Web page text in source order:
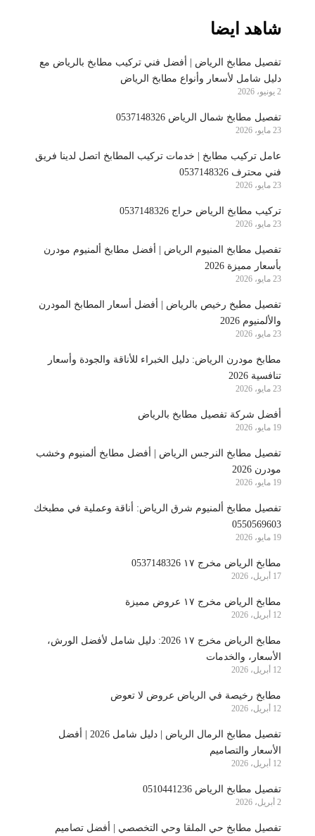
شاهد ايضا
تفصيل مطابخ الرياض | أفضل فني تركيب مطابخ بالرياض مع
دليل شامل لأسعار وأنواع مطابخ الرياض
2 يونيو، 2026
تفصيل مطابخ شمال الرياض 0537148326
23 مايو، 2026
عامل تركيب مطابخ | خدمات تركيب المطابخ اتصل لدينا فريق
فني محترف 0537148326
23 مايو، 2026
تركيب مطابخ الرياض حراج 0537148326
23 مايو، 2026
تفصيل مطابخ المنيوم الرياض | أفضل مطابخ ألمنيوم مودرن
بأسعار مميزة 2026
23 مايو، 2026
تفصيل مطبخ رخيص بالرياض | أفضل أسعار المطابخ المودرن
والألمنيوم 2026
23 مايو، 2026
مطابخ مودرن الرياض: دليل الخبراء للأناقة والجودة وأسعار
تنافسية 2026
23 مايو، 2026
أفضل شركة تفصيل مطابخ بالرياض
19 مايو، 2026
تفصيل مطابخ النرجس الرياض | أفضل مطابخ ألمنيوم وخشب
مودرن 2026
19 مايو، 2026
تفصيل مطابخ ألمنيوم شرق الرياض: أناقة وعملية في مطبخك
0550569603
19 مايو، 2026
مطابخ الرياض مخرج ١٧ 0537148326
17 أبريل، 2026
مطابخ الرياض مخرج ١٧ عروض مميزة
12 أبريل، 2026
مطابخ الرياض مخرج ١٧ 2026: دليل شامل لأفضل الورش،
الأسعار، والخدمات
12 أبريل، 2026
مطابخ رخيصة في الرياض عروض لا تعوض
12 أبريل، 2026
تفصيل مطابخ الرمال الرياض | دليل شامل 2026 | أفضل
الأسعار والتصاميم
12 أبريل، 2026
تفصيل مطابخ الرياض 0510441236
2 أبريل، 2026
تفصيل مطابخ حي الملقا وحي التخصصي | أفضل تصاميم